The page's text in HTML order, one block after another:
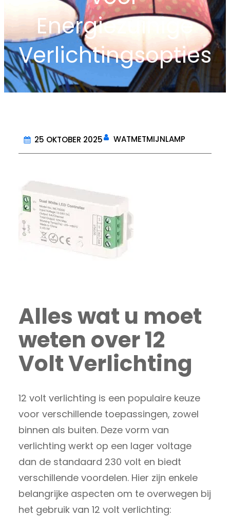
Energiezuinige
Verlichtingsopties
25 OKTOBER 2025 WATMETMIJNLAMP
Alles wat u moet
weten over 12
Volt Verlichting
12 volt verlichting is een populaire keuze
voor verschillende toepassingen, zowel
binnen als buiten. Deze vorm van
verlichting werkt op een lager voltage
dan de standaard 230 volt en biedt
verschillende voordelen. Hier zijn enkele
belangrijke aspecten om te overwegen bij
het gebruik van 12 volt verlichting: